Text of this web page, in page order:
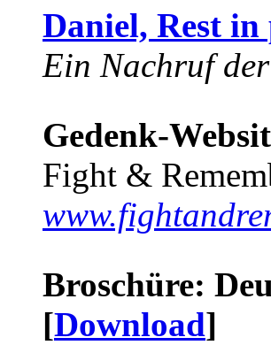
Daniel, Rest in
Ein Nachruf
Gedenk-
Fight &
Broschüre:
[Download]